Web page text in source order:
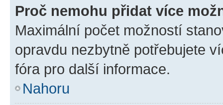
Proč nemohu přidat více
Maximální počet možností
opravdu nezbytně potřebujete
fóra pro další informace.
Nahoru